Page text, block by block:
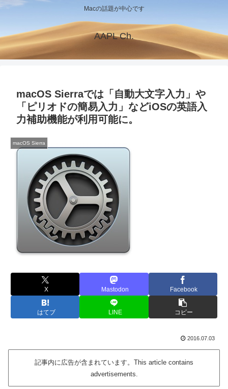
Macの話題が中心です
AAPL Ch.
macOS Sierraでは「自動大文字入力」や
「ピリオドの簡易入力」などiOSの英語入
力補助機能が利用可能に。
macOS Sierra
X Mastodon Facebook
はてブ LINE コピー
2016.07.03
記事内に広告が含まれています。This article contains
advertisements.